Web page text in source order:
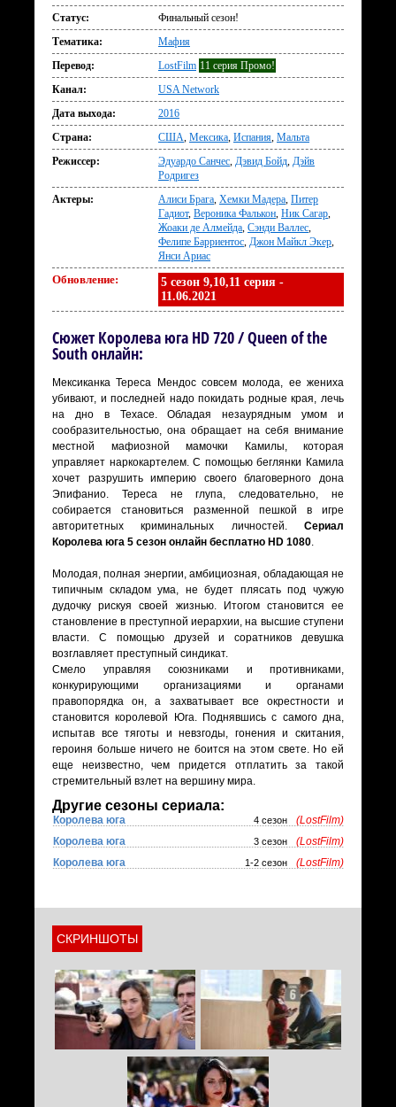
Статус:
Финальный сезон!
Тематика:
Мафия
Перевод:
LostFilm 11 серия Промо!
Канал:
USA Network
Дата выхода:
2016
Страна:
США, Мексика, Испания, Мальта
Режиссер:
Эдуардо Санчес, Дэвид Бойд, Дэйв
Родригез
Актеры:
Алиси Брага, Хемки Мадера, Питер
Гадиот, Вероника Фалькон, Ник Сагар,
Жоаки де Алмейда, Сэнди Валлес,
Фелипе Барриентос, Джон Майкл Экер,
Янси Ариас
Обновление:
5 сезон 9,10,11 серия -
11.06.2021
Сюжет Королева юга HD 720 / Queen of the
South онлайн:
Мексиканка Тереса Мендос совсем молода, ее жениха
убивают, и последней надо покидать родные края, лечь
на дно в Техасе. Обладая незаурядным умом и
сообразительностью, она обращает на себя внимание
местной мафиозной мамочки Камилы, которая
управляет наркокартелем. С помощью беглянки Камила
хочет разрушить империю своего благоверного дона
Эпифанио. Тереса не глупа, следовательно, не
собирается становиться разменной пешкой в игре
авторитетных криминальных личностей. Сериал
Королева юга 5 сезон онлайн бесплатно HD 1080.
Молодая, полная энергии, амбициозная, обладающая не
типичным складом ума, не будет плясать под чужую
дудочку рискуя своей жизнью. Итогом становится ее
становление в преступной иерархии, на высшие ступени
власти. С помощью друзей и соратников девушка
возглавляет преступный синдикат.
Смело управляя союзниками и противниками,
конкурирующими организациями и органами
правопорядка он, а захватывает все окрестности и
становится королевой Юга. Поднявшись с самого дна,
испытав все тяготы и невзгоды, гонения и скитания,
героиня больше ничего не боится на этом свете. Но ей
еще неизвестно, чем придется отплатить за такой
стремительный взлет на вершину мира.
Другие сезоны сериала:
Королева юга 4 сезон
(LostFilm)
Королева юга
3 сезон
(LostFilm)
Королева юга
1-2 сезон (LostFilm)
СКРИНШОТЫ